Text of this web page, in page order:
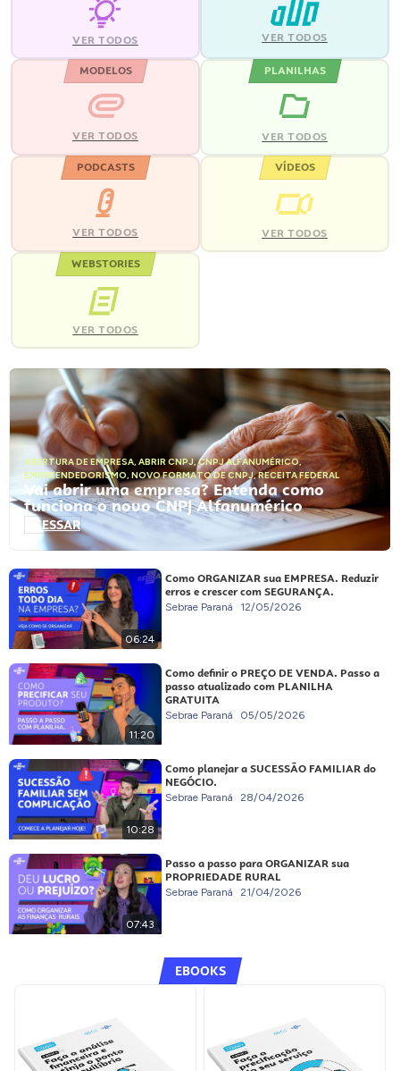
VER TODOS VER TODOS
MODELOS
VER TODOS
PLANILHAS
VER TODOS
PODCASTS
VER TODOS
VÍDEOS
VER TODOS
WEBSTORIES
VER TODOS
ABERTURA DE EMPRESA, ABRIR CNPJ,CNPJ ALFANUMÉRICO,
EMPREENDEDORISMO, NOVO FORMATO DE CNPJ,RECEITA FEDERAL
Vai abrir uma empresa? Entenda como
funciona o novo CNPJ Alfanumérico
ACESSAR
06:24
Como ORGANIZAR sua EMPRESA. Reduzir
erros e crescer com SEGURANÇA.
Sebrae Paraná 12/05/2026
11:20
Como definir o PREÇO DE VENDA. Passo a
passo atualizado com PLANILHA
GRATUITA
Sebrae Paraná 05/05/2026
10:28
Como planejar a SUCESSÃO FAMILIAR do
NEGÓCIO.
Sebrae Paraná 28/04/2026
07:43
Passo a passo para ORGANIZAR sua
PROPRIEDADE RURAL
Sebrae Paraná 21/04/2026
EBOOKS